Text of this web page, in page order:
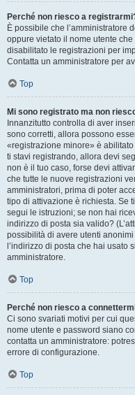
Perché non riesco a
È possibile che l’amministratore
oppure vietato il nome utente
disabilitato le registrazioni per
Contatta un amministratore per
Top
Mi sono registrato ma non
Innanzitutto controlla di aver
sono corretti, allora possono
«registrazione minore» è
ti stavi registrando, allora devi
non è il tuo caso, forse devi
che tutte le nuove registrazioni
amministratori, prima di poter
tipo di attivazione è richiesta. Se
segui le istruzioni; se non hai
indirizzo di posta sia valido?
possibilità di avere utenti
l’indirizzo di posta che hai usato
amministratore.
Top
Perché non riesco a
Ci sono svariati motivi per cui
nome utente e password siano
contatta un amministratore:
errore di configurazione.
Top